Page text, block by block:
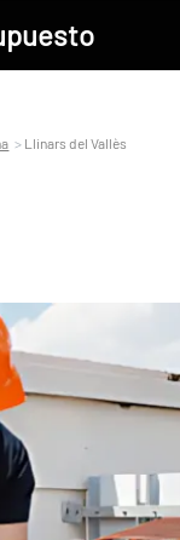
Llinars del Vallès